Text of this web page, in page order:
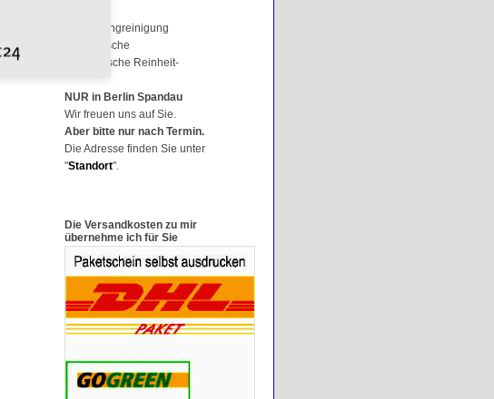
Persenningreinigung
Handwäsche
-für friesische Reinheit-
NUR in Berlin Spandau
Wir freuen uns auf Sie.
Aber bitte nur nach Termin.
Die Adresse finden Sie unter
"Standort".
Die Versandkosten zu mir
übernehme ich für Sie